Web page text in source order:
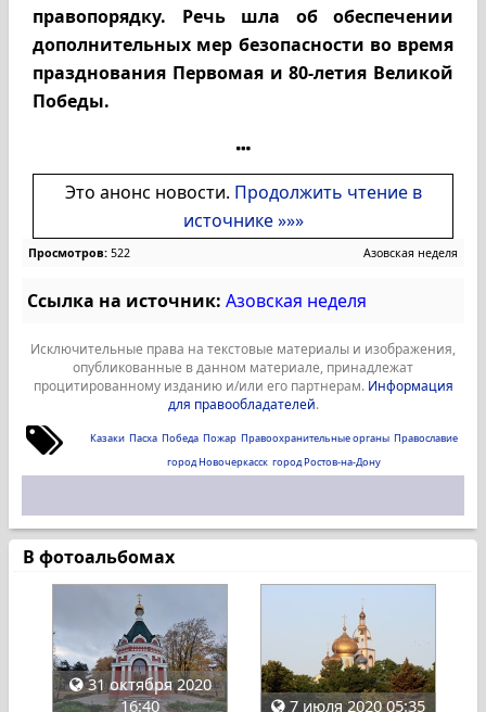
правопорядку. Речь шла об обеспечении
дополнительных мер безопасности во время
празднования Первомая и 80-летия Великой
Победы.
Это анонс новости. Продолжить чтение в
источнике »»»
Просмотров: 522 Азовская неделя
Ссылка на источник: Азовская неделя
Исключительные права на текстовые материалы и изображения,
опубликованные в данном материале, принадлежат
процитированному изданию и/или его партнерам. Информация
для правообладателей.
Казаки Пасха Победа Пожар Правоохранительные органы Православие
город Новочеркасск город Ростов-на-Дону
В фотоальбомах
31 октября 2020
16:40
7 июля 2020 05:35